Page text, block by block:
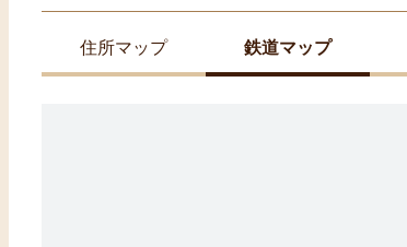
住所マップ 鉄道マップ